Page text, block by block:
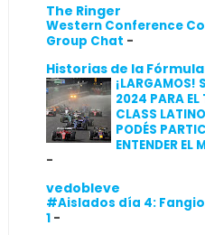
The Ringer
Western Conference
Group Chat -
Historias de la Fórmula
¡LARGAMOS!
2024 PARA EL
CLASS
PODÉS
ENTENDER EL
-
vedobleve
#Aislados día 4:
1 -